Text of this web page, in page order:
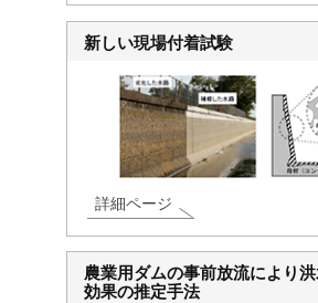
新しい現場付着試験
詳細ページ
農業用ダムの事前放流により
効果の推定手法